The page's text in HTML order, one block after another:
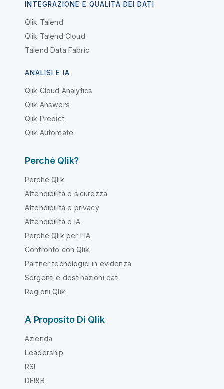
INTEGRAZIONE E QUALITÀ DEI DATI
Qlik Talend
Qlik Talend Cloud
Talend Data Fabric
ANALISI E IA
Qlik Cloud Analytics
Qlik Answers
Qlik Predict
Qlik Automate
Perché Qlik?
Perché Qlik
Attendibilità e sicurezza
Attendibilità e privacy
Attendibilità e IA
Perché Qlik per l'IA
Confronto con Qlik
Partner tecnologici in evidenza
Sorgenti e destinazioni dati
Regioni Qlik
A Proposito Di Qlik
Azienda
Leadership
RSI
DEI&B